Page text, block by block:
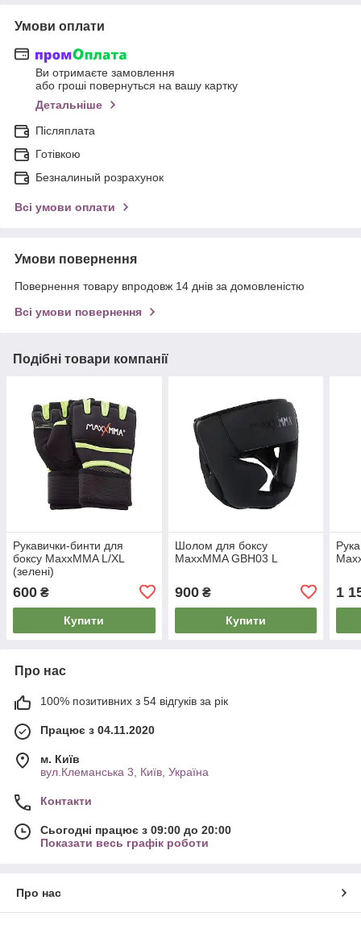
Умови оплати
Ви отримаєте замовлення
або гроші повернуться на вашу картку
Детальніше
Післяплата
Готівкою
Безналиный розрахунок
Всі умови оплати
Умови повернення
Повернення товару впродовж 14 днів за домовленістю
Всі умови повернення
Подібні товари компанії
Рукавички-бинти для
боксу MaxxMMA L/XL
(зелені)
600 ₴
Купити
Шолом для боксу
MaxxMMA GBH03 L
900₴
Купити
1
Про нас
100% позитивних з 54 відгуків за рік
Працює з 04.11.2020
м. Київ
вул.Клеманська 3, Київ, Україна
Контакти
Сьогодні працює з 09:00 до 20:00
Показати весь графік роботи
Про нас